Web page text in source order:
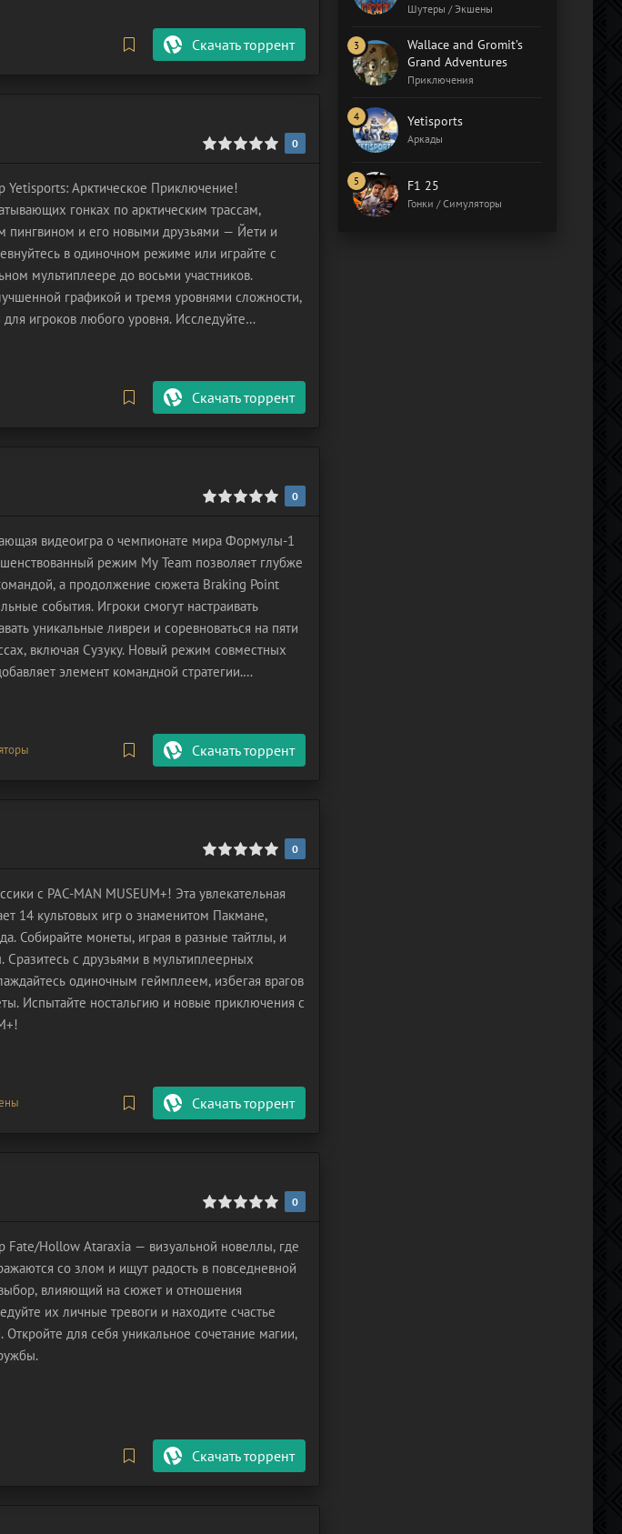
Скачать торрент
0
Yetisports: Арктическое Приключение!
гонках по арктическим трассам,
пингвином и его новыми друзьями — Йети и
в одиночном режиме или играйте с
мультиплеере до восьми участников.
графикой и тремя уровнями сложности,
игроков любого уровня. Исследуйте
Скачать торрент
0
видеоигра о чемпионате мира Формулы-1
режим My Team позволяет глубже
а продолжение сюжета Braking Point
события. Игроки смогут настраивать
уникальные ливреи и соревноваться на пяти
включая Сузуку. Новый режим совместных
элемент командной стратегии.
Скачать торрент
0
с PAC-MAN MUSEUM+! Эта увлекательная
14 культовых игр о знаменитом Пакмане,
Собирайте монеты, играя в разные тайтлы, и
Сразитесь с друзьями в мультиплеерных
одиночным геймплеем, избегая врагов
Испытайте ностальгию и новые приключения с
Скачать торрент
0
Fate/Hollow Ataraxia — визуальной новеллы, где
со злом и ищут радость в повседневной
влияющий на сюжет и отношения
их личные тревоги и находите счастье
Откройте для себя уникальное сочетание магии,
Скачать торрент
Шутеры / Экшены
Wallace and Gromit’s
Grand Adventures
Приключения
Yetisports
Аркады
F1 25
Гонки / Симуляторы